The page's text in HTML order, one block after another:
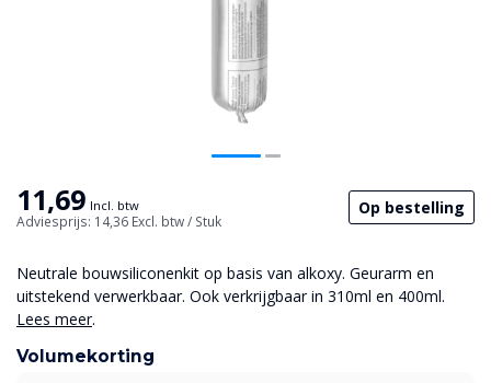
11,69 Incl. btw
Adviesprijs: 14,36 Excl. btw/ Stuk
Op bestelling
Neutrale bouwsiliconenkit op basis van alkoxy. Geurarm en
uitstekend verwerkbaar. Ook verkrijgbaar in 310ml en 400ml.
Lees meer.
Volumekorting